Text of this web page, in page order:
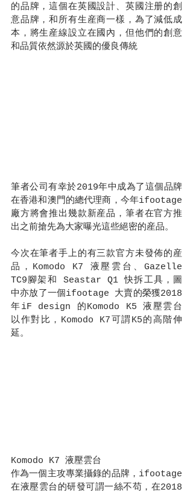
的品牌，這個在英國設計、英國注册的創
意品牌，和所有生産商一樣，為了減低成
本，將生産線設立在國內，但他們的創意
和品質依然源於英國的優良傳統
筆者公司有幸於2019年中成為了這個品牌
在香港和澳門的總代理商，今年ifootage
廠方將會推出幾款新産品，筆者在官方推
出之前搶先為大家曝光這些絕密的産品。
今次在筆者手上的有三款官方未發佈的産
品，Komodo K7 液壓雲台、Gazelle
TC9腳架和 Seastar Q1 快拆工具，圖
中亦放了一個ifootage 大賣的榮獲2018
年iF design 的Komodo K5 液壓雲台
以作對比，Komodo K7可謂K5的高階伸
延。
Komodo K7 液壓雲台
作為一個主攻專業攝錄的品牌，ifootage
在液壓雲台的研發可謂一絲不苟，在2018